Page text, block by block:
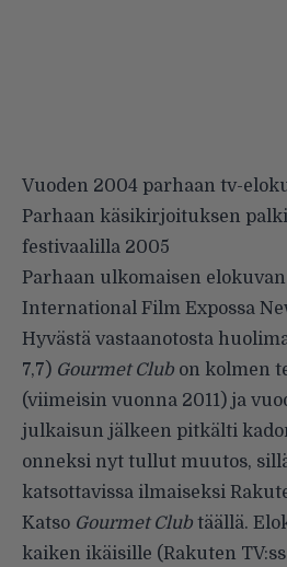
Vuoden 2004 parhaan tv-
Parhaan käsikirjoituksen
festivaalilla 2005
Parhaan ulkomaisen
International Film Expossa
Hyvästä vastaanotosta
7,7) Gourmet Club on kolmen
(viimeisin vuonna 2011) ja
julkaisun jälkeen pitkälti
onneksi nyt tullut muutos,
katsottavissa ilmaiseksi
Katso Gourmet Club täällä.
kaiken ikäisille (Rakuten